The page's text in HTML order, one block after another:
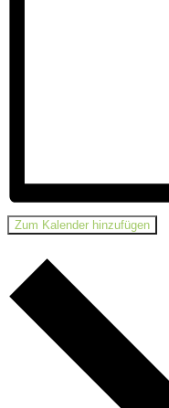
Zum Kalender hinzufügen